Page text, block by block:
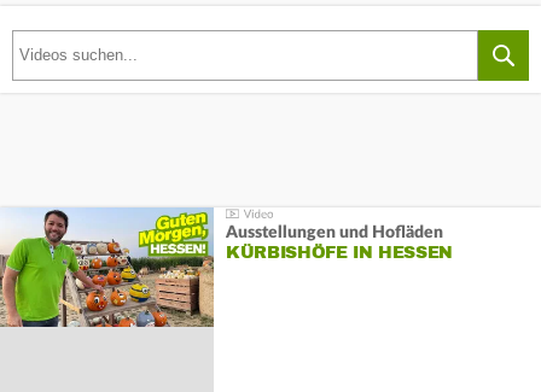
Ausstellungen und Hofläden
KÜRBISHÖFE IN HESSEN